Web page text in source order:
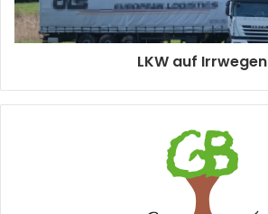
LKW auf Irrwegen